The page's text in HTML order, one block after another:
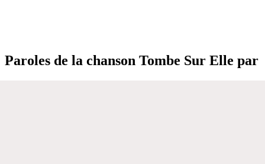
Paroles de la chanson Tombe Sur Elle par